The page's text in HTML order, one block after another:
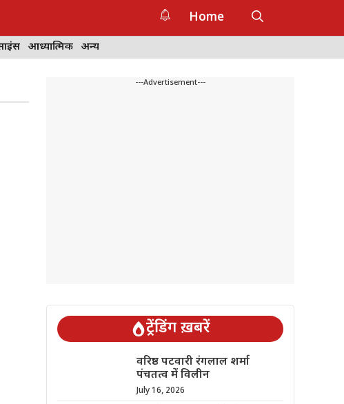
Home
आध्यात्मिक अन्य
---Advertisement---
ट्रेंडिंग ख़बरें
वरिष्ठ पटवारी रंगलाल शर्मा
पंचतत्व में विलीन
July 16, 2026